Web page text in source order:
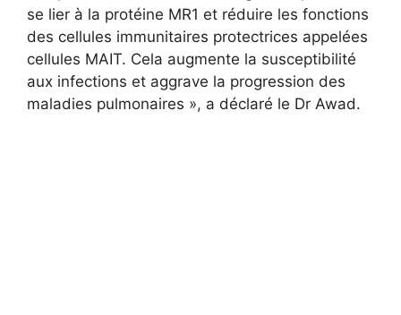
se lier à la protéine MR1 et réduire les fonctions
des cellules immunitaires protectrices appelées
cellules MAIT. Cela augmente la susceptibilité
aux infections et aggrave la progression des
maladies pulmonaires », a déclaré le Dr Awad.